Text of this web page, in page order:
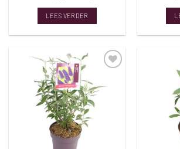
LEES VERDER
aan
verlanglijst